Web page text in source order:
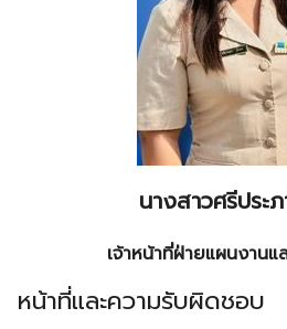
นางสาวศรีประ
เจ้าหน้าที่ฝ่ายแผนงานแ
หน้าที่และความรับผิดชอบ